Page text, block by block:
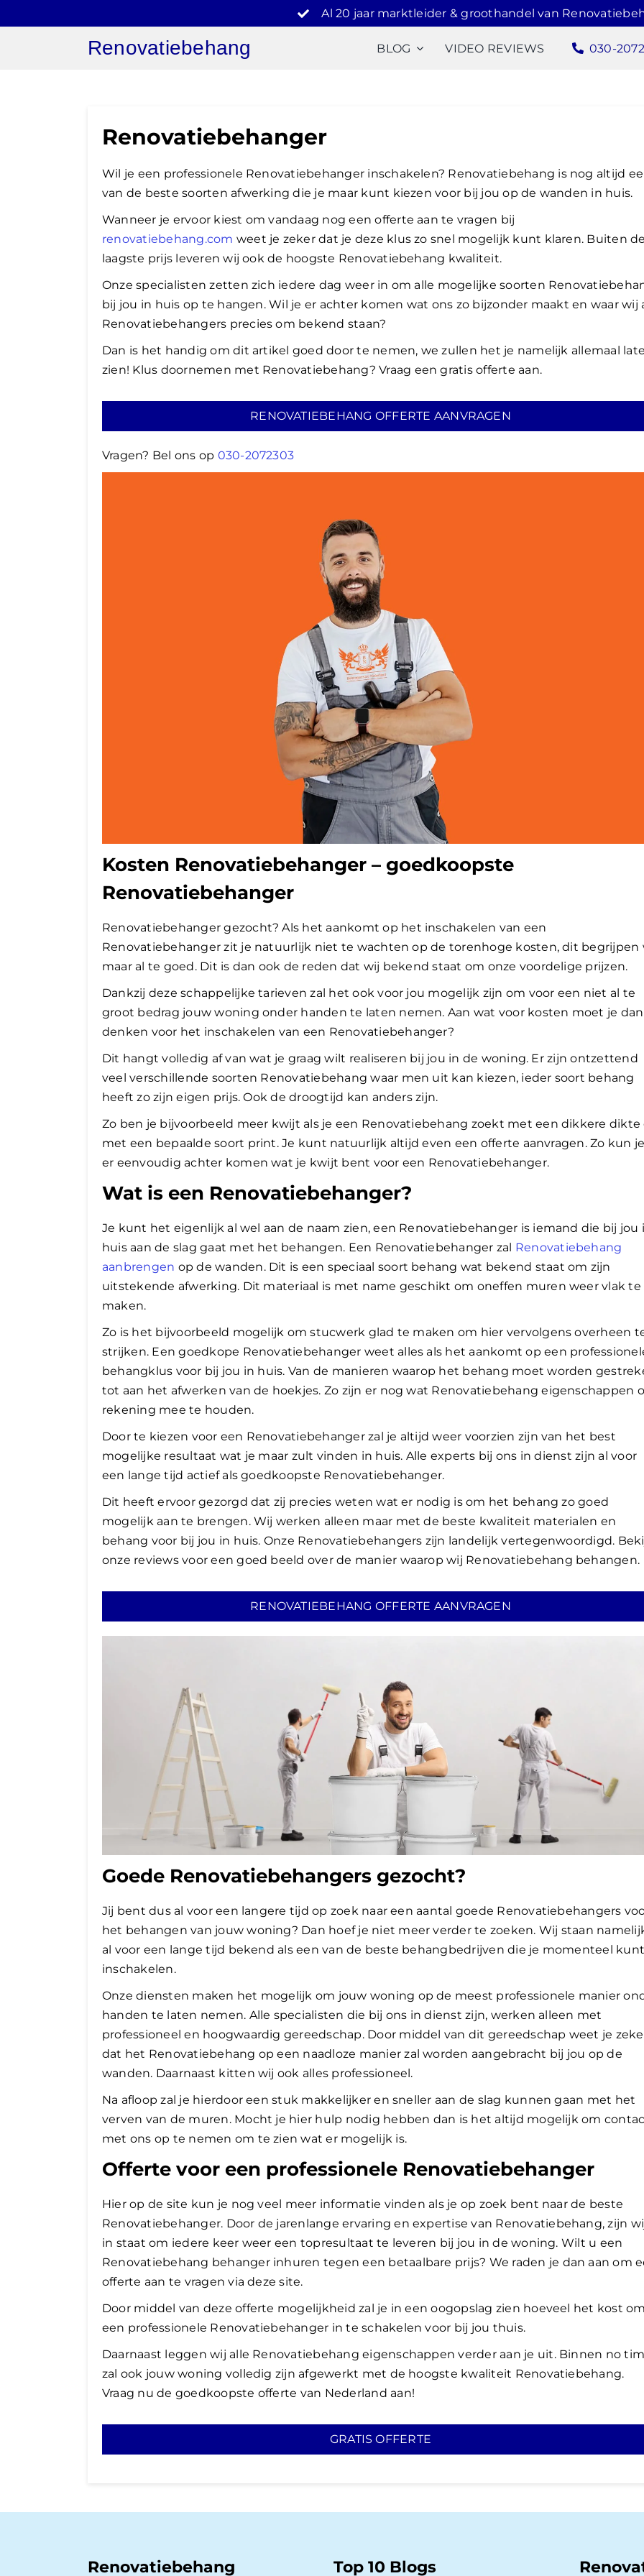
naar
Al 20 jaar marktleider & groothandel van
Renovatiebehang BLOG VIDEO REVIEWS 030-
Renovatiebehanger
Wil je een professionele Renovatiebehanger inschakelen? Renovatiebehang is nog altijd
van de beste soorten afwerking die je maar kunt kiezen voor bij jou op de wanden in huis.
Wanneer je ervoor kiest om vandaag nog een offerte aan te vragen bij
renovatiebehang.com weet je zeker dat je deze klus zo snel mogelijk kunt klaren. Buiten
laagste prijs leveren wij ook de hoogste Renovatiebehang kwaliteit.
Onze specialisten zetten zich iedere dag weer in om alle mogelijke soorten
bij jou in huis op te hangen. Wil je er achter komen wat ons zo bijzonder maakt en waar wij
Renovatiebehangers precies om bekend staan?
Dan is het handig om dit artikel goed door te nemen, we zullen het je namelijk allemaal
zien! Klus doornemen met Renovatiebehang? Vraag een gratis offerte aan.
RENOVATIEBEHANG OFFERTE AANVRAGEN
Vragen? Bel ons op 030-2072303
Kosten Renovatiebehanger – goedkoopste
Renovatiebehanger
Renovatiebehanger gezocht? Als het aankomt op het inschakelen van een
Renovatiebehanger zit je natuurlijk niet te wachten op de torenhoge kosten, dit begrijpen
maar al te goed. Dit is dan ook de reden dat wij bekend staat om onze voordelige prijzen.
Dankzij deze schappelijke tarieven zal het ook voor jou mogelijk zijn om voor een niet al te
groot bedrag jouw woning onder handen te laten nemen. Aan wat voor kosten moet je dan
denken voor het inschakelen van een Renovatiebehanger?
Dit hangt volledig af van wat je graag wilt realiseren bij jou in de woning. Er zijn ontzettend
veel verschillende soorten Renovatiebehang waar men uit kan kiezen, ieder soort behang
heeft zo zijn eigen prijs. Ook de droogtijd kan anders zijn.
Zo ben je bijvoorbeeld meer kwijt als je een Renovatiebehang zoekt met een dikkere dikte
met een bepaalde soort print. Je kunt natuurlijk altijd even een offerte aanvragen. Zo kun
er eenvoudig achter komen wat je kwijt bent voor een Renovatiebehanger.
Wat is een Renovatiebehanger?
Je kunt het eigenlijk al wel aan de naam zien, een Renovatiebehanger is iemand die bij jou
huis aan de slag gaat met het behangen. Een Renovatiebehanger zal Renovatiebehang
aanbrengen op de wanden. Dit is een speciaal soort behang wat bekend staat om zijn
uitstekende afwerking. Dit materiaal is met name geschikt om oneffen muren weer vlak te
maken.
Zo is het bijvoorbeeld mogelijk om stucwerk glad te maken om hier vervolgens overheen
strijken. Een goedkope Renovatiebehanger weet alles als het aankomt op een
behangklus voor bij jou in huis. Van de manieren waarop het behang moet worden
tot aan het afwerken van de hoekjes. Zo zijn er nog wat Renovatiebehang eigenschappen
rekening mee te houden.
Door te kiezen voor een Renovatiebehanger zal je altijd weer voorzien zijn van het best
mogelijke resultaat wat je maar zult vinden in huis. Alle experts bij ons in dienst zijn al voor
een lange tijd actief als goedkoopste Renovatiebehanger.
Dit heeft ervoor gezorgd dat zij precies weten wat er nodig is om het behang zo goed
mogelijk aan te brengen. Wij werken alleen maar met de beste kwaliteit materialen en
behang voor bij jou in huis. Onze Renovatiebehangers zijn landelijk vertegenwoordigd.
onze reviews voor een goed beeld over de manier waarop wij Renovatiebehang behangen.
RENOVATIEBEHANG OFFERTE AANVRAGEN
Goede Renovatiebehangers gezocht? ​
Jij bent dus al voor een langere tijd op zoek naar een aantal goede Renovatiebehangers
het behangen van jouw woning? Dan hoef je niet meer verder te zoeken. Wij staan
al voor een lange tijd bekend als een van de beste behangbedrijven die je momenteel
inschakelen.
Onze diensten maken het mogelijk om jouw woning op de meest professionele manier
handen te laten nemen. Alle specialisten die bij ons in dienst zijn, werken alleen met
professioneel en hoogwaardig gereedschap. Door middel van dit gereedschap weet je
dat het Renovatiebehang op een naadloze manier zal worden aangebracht bij jou op de
wanden. Daarnaast kitten wij ook alles professioneel.
​Na afloop zal je hierdoor een stuk makkelijker en sneller aan de slag kunnen gaan met het
verven van de muren. Mocht je hier hulp nodig hebben dan is het altijd mogelijk om
met ons op te nemen om te zien wat er mogelijk is.
Offerte voor een professionele Renovatiebehanger
Hier op de site kun je nog veel meer informatie vinden als je op zoek bent naar de beste
Renovatiebehanger. Door de jarenlange ervaring en expertise van Renovatiebehang, zijn
in staat om iedere keer weer een topresultaat te leveren bij jou in de woning. Wilt u een
Renovatiebehang behanger inhuren tegen een betaalbare prijs? ​We raden je dan aan om
offerte aan te vragen via deze site.
Door middel van deze offerte mogelijkheid zal je in een oogopslag zien hoeveel het kost
een professionele Renovatiebehanger in te schakelen voor bij jou thuis.
Daarnaast leggen wij alle Renovatiebehang eigenschappen verder aan je uit. Binnen no
zal ook jouw woning volledig zijn afgewerkt met de hoogste kwaliteit Renovatiebehang.
Vraag nu de goedkoopste offerte van Nederland aan!
GRATIS OFFERTE
Renovatiebehang Top 10 Blogs